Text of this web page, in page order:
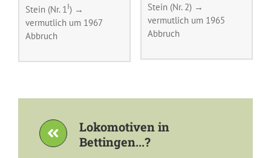
Stein (Nr. 1I) →
vermutlich um 1967
Abbruch
Stein (Nr. 2) →
vermutlich um 1965
Abbruch
Lokomotiven in
Bettingen...?